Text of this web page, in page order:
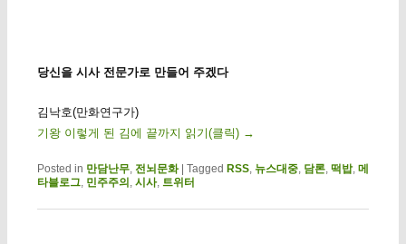
당신을 시사 전문가로 만들어 주겠다
김낙호(만화연구가)
기왕 이렇게 된 김에 끝까지 읽기(클릭) →
Posted in 만담난무, 전뇌문화 |Tagged RSS, 뉴스대중, 담론,떡밥,메
타블로그, 민주주의 , 시사, 트위터